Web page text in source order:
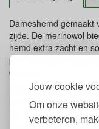
Jouw cookie
Om onze
verbeteren,
Dameshemd gemaakt
zijde. De merinowol
hemd extra zacht en
prettig als basislaag
dragen.
Door de natuurlijke
lichaamstemperatuur
het koud is en voelt
Daarnaast is wol